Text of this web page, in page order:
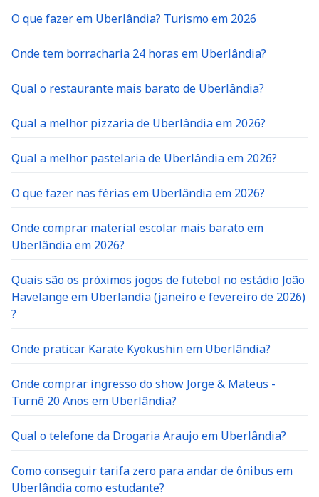
O que fazer em Uberlândia? Turismo em 2026
Onde tem borracharia 24 horas em Uberlândia?
Qual o restaurante mais barato de Uberlândia?
Qual a melhor pizzaria de Uberlândia em 2026?
Qual a melhor pastelaria de Uberlândia em 2026?
O que fazer nas férias em Uberlândia em 2026?
Onde comprar material escolar mais barato em
Uberlândia em 2026?
Quais são os próximos jogos de futebol no estádio João
Havelange em Uberlandia (janeiro e fevereiro de 2026)
?
Onde praticar Karate Kyokushin em Uberlândia?
Onde comprar ingresso do show Jorge & Mateus -
Turnê 20 Anos em Uberlândia?
Qual o telefone da Drogaria Araujo em Uberlândia?
Como conseguir tarifa zero para andar de ônibus em
Uberlândia como estudante?